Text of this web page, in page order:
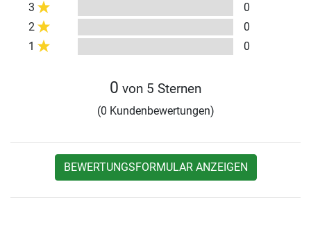
3
0
2
0
1
0
0 von 5 Sternen
(0 Kundenbewertungen)
BEWERTUNGSFORMULAR ANZEIGEN